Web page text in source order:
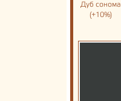
Дуб сонома
(+10%)